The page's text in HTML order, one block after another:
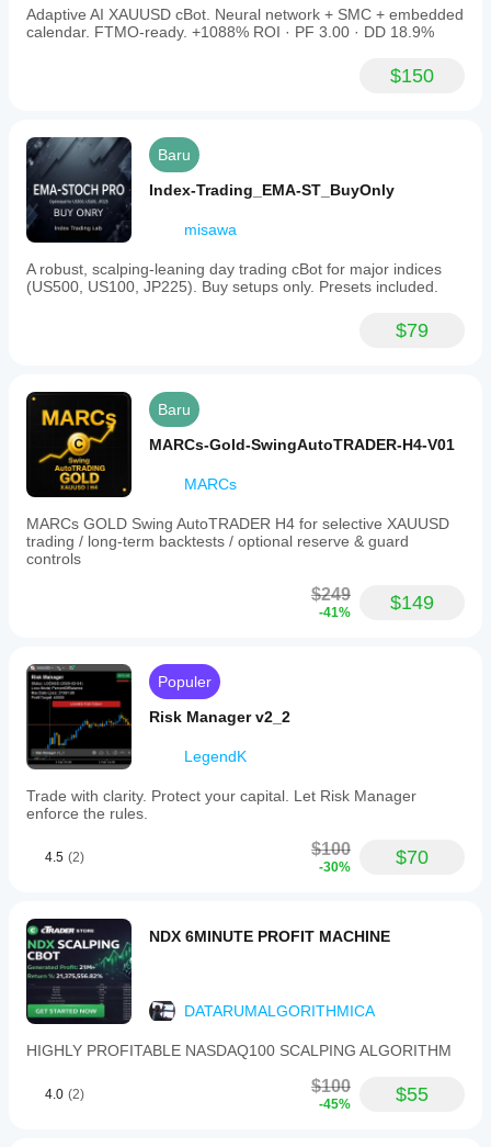
dalam
penggunaan
Adaptive AI XAUUSD cBot. Neural network + SMC + embedded
calendar. FTMO-ready. +1088% ROI · PF 3.00 · DD 18.9%
$150
Baru
Index-Trading_EMA-ST_BuyOnly
misawa
A robust, scalping-leaning day trading cBot for major indices
(US500, US100, JP225). Buy setups only. Presets included.
$79
Baru
MARCs-Gold-SwingAutoTRADER-H4-V01
MARCs
MARCs GOLD Swing AutoTRADER H4 for selective XAUUSD
trading / long-term backtests / optional reserve & guard
controls
$249
-41% $149
Populer
Risk Manager v2_2
LegendK
Trade with clarity. Protect your capital. Let Risk Manager
enforce the rules.
4.5 (2) $100
-30% $70
NDX 6MINUTE PROFIT MACHINE
DATARUMALGORITHMICA
HIGHLY PROFITABLE NASDAQ100 SCALPING ALGORITHM
4.0 (2) $100
-45% $55